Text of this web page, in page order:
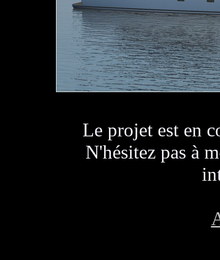
Le projet est en
N'hésitez pas à